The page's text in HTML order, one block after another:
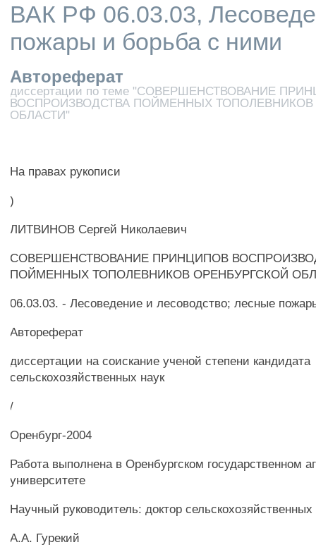
ВАК РФ 06.03.03,
пожары и борьба с ними
Автореферат
диссертации по теме "СОВЕРШЕНСТВОВАНИЕ
ВОСПРОИЗВОДСТВА ПОЙМЕННЫХ ТОПОЛЕВНИКОВ
ОБЛАСТИ"
На правах рукописи
)
ЛИТВИНОВ Сергей Николаевич
СОВЕРШЕНСТВОВАНИЕ ПРИНЦИПОВ
ПОЙМЕННЫХ ТОПОЛЕВНИКОВ ОРЕНБУРГСКОЙ
06.03.03. - Лесоведение и лесоводство; лесные
Автореферат
диссертации на соискание ученой степени кандидата
сельскохозяйственных наук
/
Оренбург-2004
Работа выполнена в Оренбургском государственном
университете
Научный руководитель: доктор
A.A. Гурекий